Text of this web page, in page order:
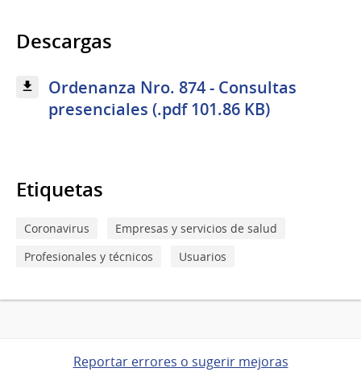
Descargas
Ordenanza Nro. 874 - Consultas
presenciales (.pdf 101.86 KB)
Etiquetas
Coronavirus
Empresas y servicios de salud
Profesionales y técnicos
Usuarios
Reportar errores o sugerir mejoras